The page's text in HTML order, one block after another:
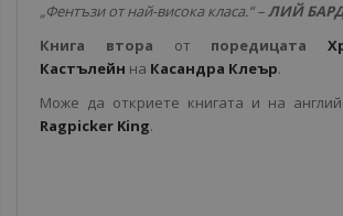
„Фентъзи от най-висока класа.“ –ЛИЙ
Книга втора от поредицата
Кастълейн на Касандра Клеър.
Може да откриете книгата и на
Ragpicker King.